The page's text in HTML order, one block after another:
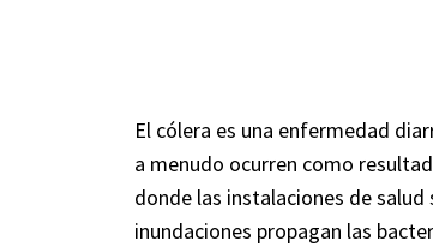
El cólera es una enfermedad
a menudo ocurren como
donde las instalaciones de
inundaciones propagan las